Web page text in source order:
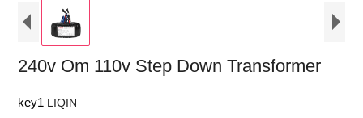
240v Om 110v Step Down Transformer
key1 LIQIN